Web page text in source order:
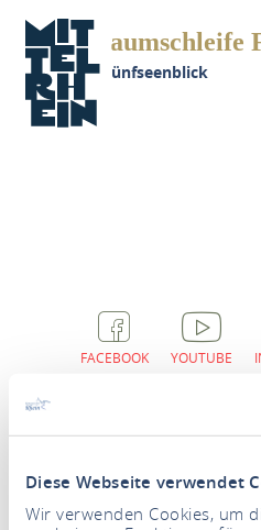
Diese Webseite verwendet
Wir verwenden Cookies, um
Traumschleife
Fünfseenblick
FACEBOOK YOUTUBE